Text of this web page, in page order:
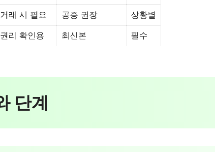
래 시 필요 공증 권장 상황별
리 확인용 최신본 필수
단계